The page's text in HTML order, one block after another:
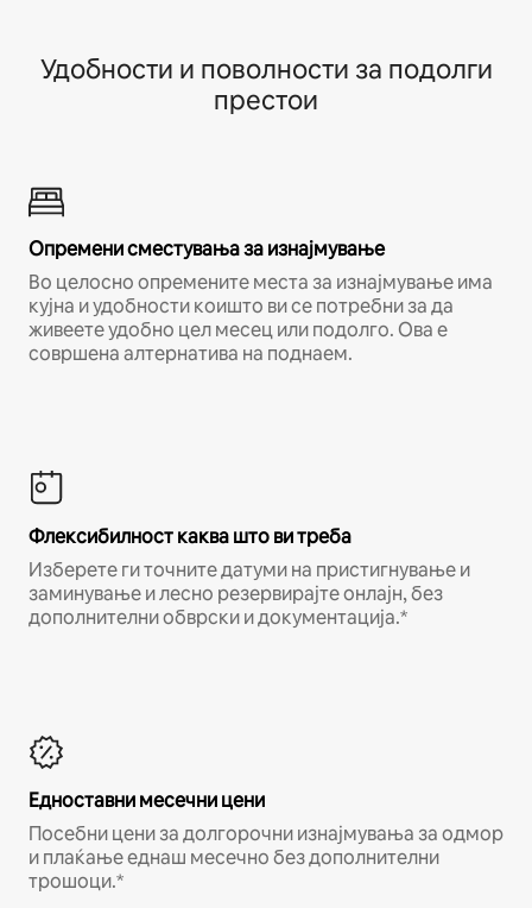
Удобности и поволности за подолги
престои
Опремени сместувања за изнајмување
Во целосно опремените места за изнајмување има
кујна и удобности коишто ви се потребни за да
живеете удобно цел месец или подолго. Ова е
совршена алтернатива на поднаем.
Флексибилност каква што ви треба
Изберете ги точните датуми на пристигнување и
заминување и лесно резервирајте онлајн, без
дополнителни обврски и документација.*
Едноставни месечни цени
Посебни цени за долгорочни изнајмувања за одмор
и плаќање еднаш месечно без дополнителни
трошоци.*